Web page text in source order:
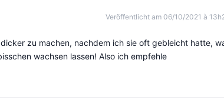
Veröffentlicht am 06/10/2021 à
zu machen, nachdem ich sie oft gebleicht hatte,
wachsen lassen! Also ich empfehle